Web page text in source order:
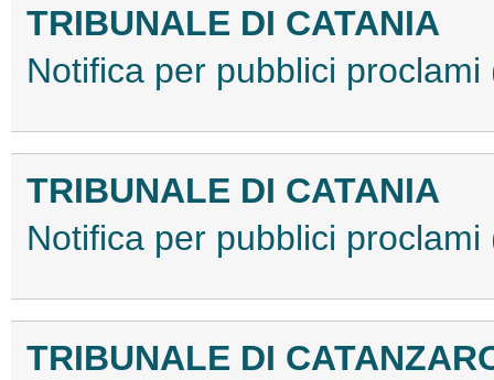
TRIBUNALE DI CATANIA
Notifica per pubblici
TRIBUNALE DI CATANIA
Notifica per pubblici
TRIBUNALE DI